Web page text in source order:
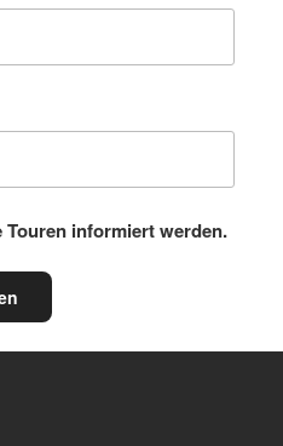
Touren informiert werden.